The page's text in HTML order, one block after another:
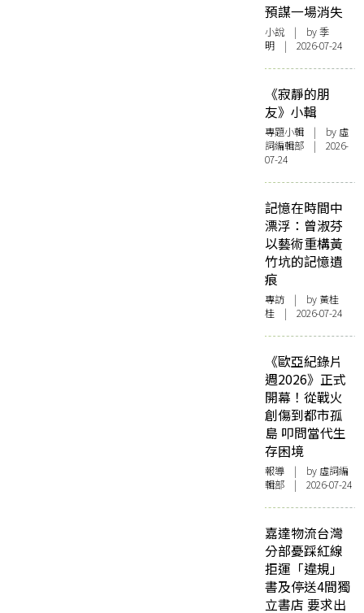
預謀一場消失
小說 | by 季
明 | 2026-07-24
《寂靜的朋
友》小輯
專題小輯 | by 虛
詞編輯部 | 2026-
07-24
記憶在時間中
漂浮：曾淑芬
以藝術重構黃
竹坑的記憶遺
痕
專訪 | by 黃桂
桂 | 2026-07-24
《歐亞紀錄片
週2026》正式
開幕！從戰火
創傷到都市孤
島 叩問當代生
存困境
報導 | by 虛詞編
輯部 | 2026-07-24
嘉達物流台灣
分部憂踩紅線
拒運「違規」
書及停送4間獨
立書店 要求出